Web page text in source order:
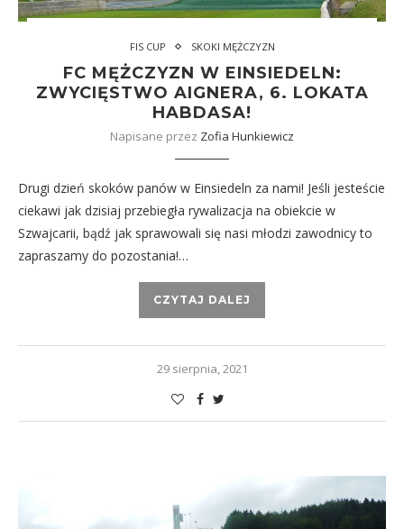
FIS CUP SKOKI MĘŻCZYZN
FC MĘŻCZYZN W EINSIEDELN:
ZWYCIĘSTWO AIGNERA, 6. LOKATA
HABDASA!
Napisane przez Zofia Hunkiewicz
Drugi dzień skoków panów w Einsiedeln za nami! Jeśli jesteście
ciekawi jak dzisiaj przebiegła rywalizacja na obiekcie w
Szwajcarii, bądź jak sprawowali się nasi młodzi zawodnicy to
zapraszamy do pozostania!…
CZYTAJ DALEJ
29 sierpnia, 2021